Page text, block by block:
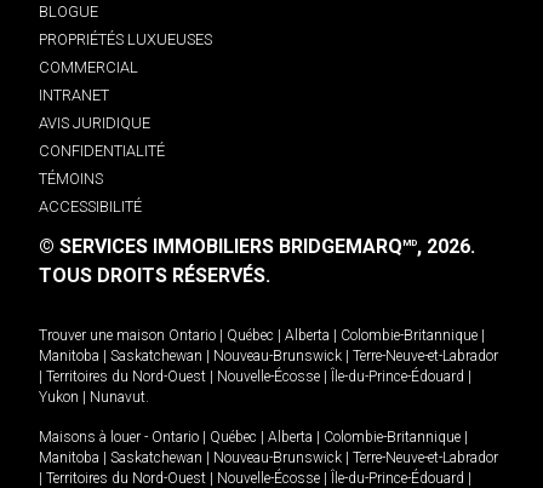
BLOGUE
PROPRIÉTÉS LUXUEUSES
COMMERCIAL
INTRANET
AVIS JURIDIQUE
CONFIDENTIALITÉ
TÉMOINS
ACCESSIBILITÉ
© SERVICES IMMOBILIERS BRIDGEMARQMD, 2026.
TOUS DROITS RÉSERVÉS.
Trouver une maison Ontario Québec Alberta Colombie-Britannique
Manitoba
Saskatchewan Nouveau-Brunswick
Terre-Neuve-et-Labrador
Territoires du Nord-Ouest Nouvelle-Écosse Île-du-Prince-Édouard
Yukon
Nunavut.
Maisons à louer - Ontario Québec Alberta Colombie-Britannique
Manitoba
Saskatchewan Nouveau-Brunswick
Terre-Neuve-et-Labrador
Territoires du Nord-Ouest Nouvelle-Écosse Île-du-Prince-Édouard